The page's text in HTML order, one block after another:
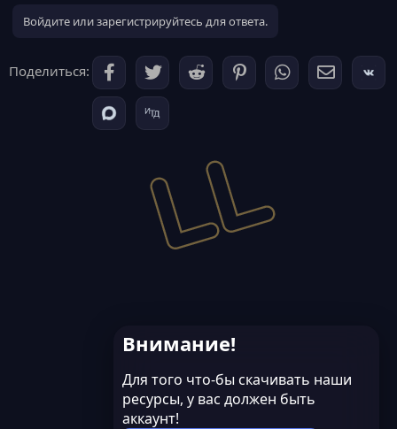
Войдите или зарегистрируйтесь для ответа.
Поделиться:
Внимание!
Для того что-бы скачивать наши
ресурсы, у вас должен быть
аккаунт!